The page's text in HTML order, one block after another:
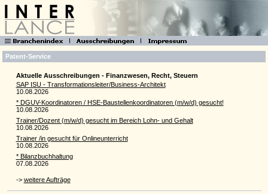
Patent-Service
Aktuelle Ausschreibungen - Finanzwesen, Recht, Steuern
SAP ISU - Transformationsleiter/Business-Architekt
10.08.2026
* DGUV-Koordinatoren / HSE-Baustellenkoordinatoren (m/w/d) gesucht!
10.08.2026
Trainer/Dozent (m/w/d) gesucht im Bereich Lohn- und Gehalt
10.08.2026
Trainer /in gesucht für Onlineunterricht
10.08.2026
* Bilanzbuchhaltung
07.08.2026
-> weitere Aufträge